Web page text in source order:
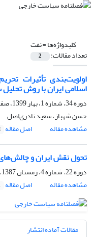
کلیدواژه‌ها =نفت
تعداد مقالات: 2
اولویت‌بندی تأثیرات
اسلامی ایران با روش
دوره 34، شماره 1، بهار 1399، صفحه
حسن شهباز، سعید نادری‌اصل
مشاهده مقاله
اصل مقاله
تحول نقش ایران و
دوره 22، شماره 4، زمستان 1387، صفحه
مشاهده مقاله
اصل مقاله
مقالات آماده انتشار